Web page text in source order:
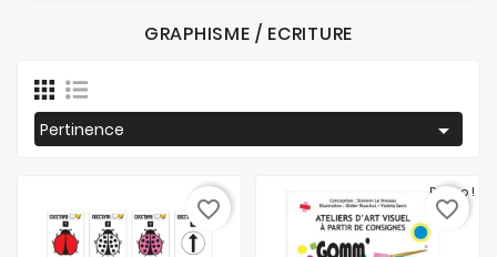
GRAPHISME / ECRITURE
Pertinence 
favorite_border
Promo !
favorite_border